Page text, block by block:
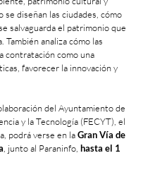
diseñan las ciudades, cómo
salvaguarda el patrimonio que
analiza cómo las
contratación como una
favorecer la innovación y
del Ayuntamiento de
y la Tecnología (FECYT), el
podrá verse en laGran Vía de
, junto al Paraninfo, hasta el 1